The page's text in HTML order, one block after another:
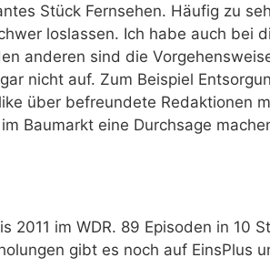
Stück Fernsehen. Häufig zu
loslassen. Ich habe auch bei
anderen sind die
nicht auf. Zum Beispiel
über befreundete Redaktionen
Baumarkt eine Durchsage
2011 im WDR. 89 Episoden in 10
gibt es noch auf EinsPlus